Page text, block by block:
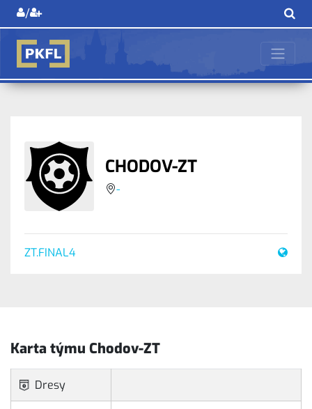
/
CHODOV-ZT
-
ZT.FINAL4
Karta týmu Chodov-ZT
Dresy